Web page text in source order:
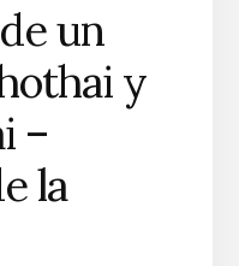
un
y
–
la